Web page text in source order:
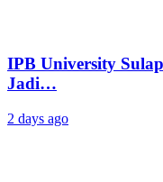
IPB University
Jadi…
2 days ago